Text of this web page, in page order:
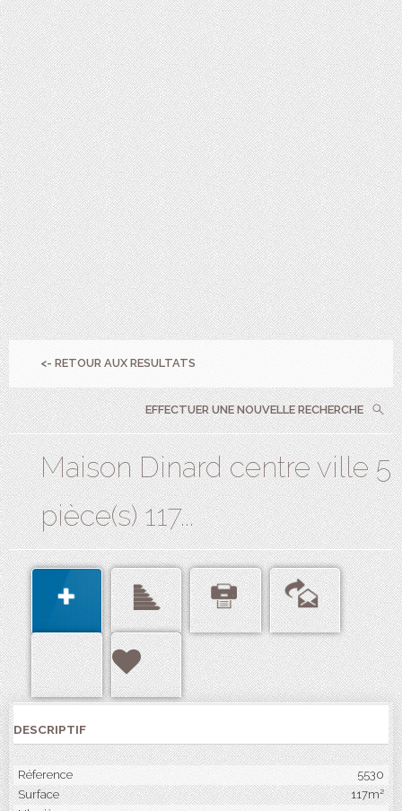
<- RETOUR AUX RESULTATS
EFFECTUER UNE NOUVELLE RECHERCHE
Maison Dinard centre ville 5
pièce(s) 117...
DESCRIPTIF
Réference
5530
Surface
117m²